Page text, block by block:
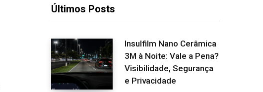
Últimos Posts
Insulfilm Nano Cerâmica
3M à Noite: Vale a Pena?
Visibilidade, Segurança
e Privacidade